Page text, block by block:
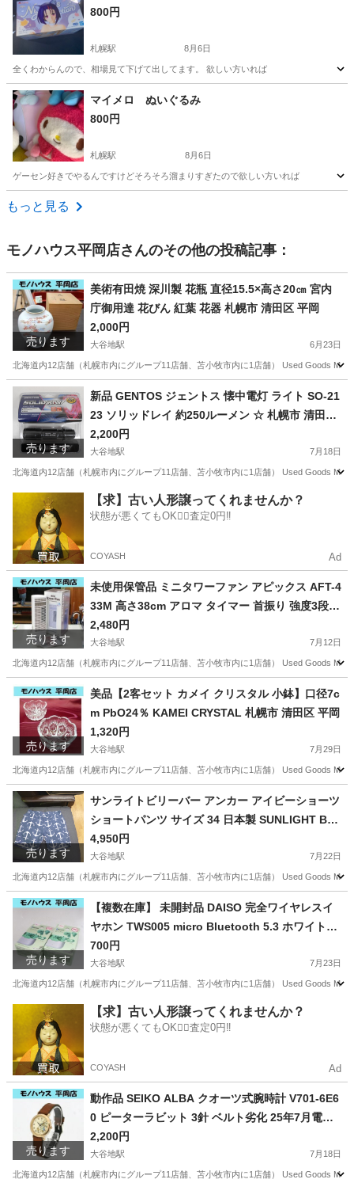
800円
札幌駅 8月6日
全くわからんので、相場見て下げて出してます。 欲しい方いれば
北海道 札幌市 札幌駅 パズル
マイメロ ぬいぐるみ
800円
札幌駅 8月6日
ゲーセン好きでやるんですけどそろそろ溜まりすぎたので欲しい方いれば
北海道 札幌市
もっと見る
モノハウス平岡店さんのその他の投稿記事：
売ります
美術有田焼 深川製 花瓶 直径15.5×高さ20㎝ 宮内
庁御用達 花びん 紅葉 花器 札幌市 清田区 平岡
2,000円
大谷地駅 6月23日
北海道内12店舗（札幌市内にグループ11店舗、苫小牧市内に1店舗） Used Goods
北海道 札幌市 大谷地駅 インテリア雑貨/小物 花器
売ります
新品 GENTOS ジェントス 懐中電灯 ライト SO-21
23 ソリッドレイ 約250ルーメン ☆ 札幌市 清田区
平岡
2,200円
大谷地駅 7月18日
北海道内12店舗（札幌市内にグループ11店舗、苫小牧市内に1店舗） Used Goods
大谷地駅 防災、セキュリティ GENTOS
【求】古い人形譲ってくれませんか？
状態が悪くてもOK🙆‍♀️査定0円‼️
COYASH Ad
売ります
未使用保管品 ミニタワーファン アピックス AFT-4
33M 高さ38cm アロマ タイマー 首振り 強度3段階
札幌市 清田区 平岡
2,480円
大谷地駅 7月12日
北海道内12店舗（札幌市内にグループ11店舗、苫小牧市内に1店舗） Used Goods
北海道 札幌市 大谷地駅 季節、空調家電 AFT
売ります
美品【2客セット カメイ クリスタル 小鉢】口径7c
m PbO24％ KAMEI CRYSTAL 札幌市 清田区 平岡
1,320円
大谷地駅 7月29日
北海道内12店舗（札幌市内にグループ11店舗、苫小牧市内に1店舗） Used Goods
北海道 札幌市 大谷地駅 食器
売ります
サンライトビリーバー アンカー アイビーショーツ
ショートパンツ サイズ 34 日本製 SUNLIGHT BEL
IEVER ☆ PayPay(ペイペイ)決済可能 ☆ 札幌市 清
田区 平岡
4,950円
大谷地駅 7月22日
北海道内12店舗（札幌市内にグループ11店舗、苫小牧市内に1店舗） Used Goods
北海道 札幌市 大谷地駅 パンツ
売ります
【複数在庫】 未開封品 DAISO 完全ワイヤレスイ
ヤホン TWS005 micro Bluetooth 5.3 ホワイト＆
グリーン 札幌市 清田区 平岡
700円
大谷地駅 7月23日
北海道内12店舗（札幌市内にグループ11店舗、苫小牧市内に1店舗） Used Goods
大谷地駅 オーディオ DAISO
【求】古い人形譲ってくれませんか？
状態が悪くてもOK🙆‍♀️査定0円‼️
COYASH Ad
売ります
動作品 SEIKO ALBA クオーツ式腕時計 V701-6E6
0 ピーターラビット 3針 ベルト劣化 25年7月電池
交換 札幌市 清田区 平岡
2,200円
大谷地駅 7月18日
北海道内12店舗（札幌市内にグループ11店舗、苫小牧市内に1店舗） Used Goods